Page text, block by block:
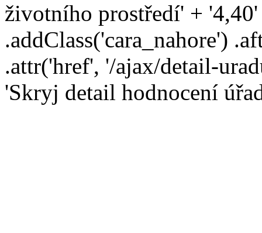
životního prostředí' + '4,40
.addClass('cara_nahore')
.attr('href', '/ajax/detail-
'Skryj detail hodnocení